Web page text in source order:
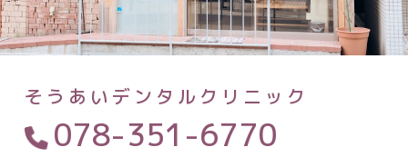
そうあいデンタルクリニック
078-351-6770